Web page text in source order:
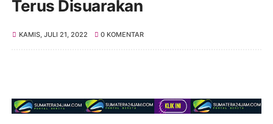
Terus Disuarakan
KAMIS, JULI 21, 2022 0 KOMENTAR